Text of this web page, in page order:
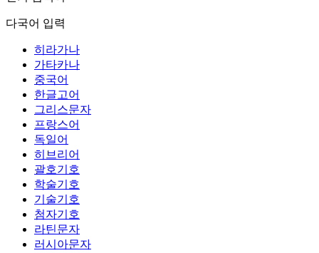
다국어 입력
히라가나
가타카나
중국어
한글고어
그리스문자
프랑스어
독일어
히브리어
괄호기호
학술기호
기술기호
첨자기호
라틴문자
러시아문자